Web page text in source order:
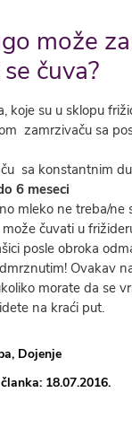
može
čuva?
koje su u sklopu
zamrzivaču sa
sa konstantnim
6 meseci
mleko ne treba/ne
čuvati u
posle obroka
Ovakav
morate da se
na kraći put.
, Dojenje
18.07.2016.